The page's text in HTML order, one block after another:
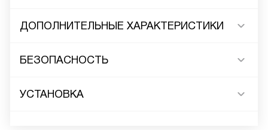
ДОПОЛНИТЕЛЬНЫЕ ХАРАКТЕРИСТИКИ
БЕЗОПАСНОСТЬ
УСТАНОВКА